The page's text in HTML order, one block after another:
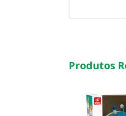
Produtos